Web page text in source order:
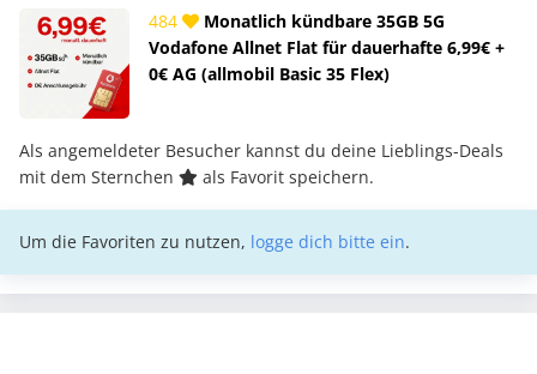
484
Monatlich kündbare 35GB 5G
Vodafone Allnet Flat für dauerhafte 6,99€ +
0€ AG (allmobil Basic 35 Flex)
Als angemeldeter Besucher kannst du deine Lieblings-Deals
mit dem Sternchen
als Favorit speichern.
Um die Favoriten zu nutzen, logge dich bitte ein.